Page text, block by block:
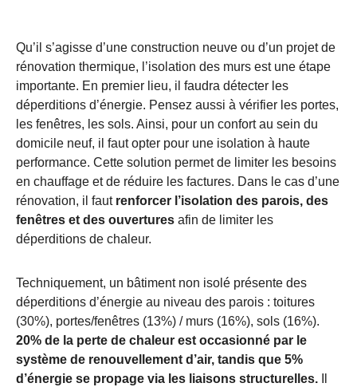
Qu’il s’agisse d’une construction neuve ou d’un projet de
rénovation thermique, l’isolation des murs est une étape
importante. En premier lieu, il faudra détecter les
déperditions d’énergie. Pensez aussi à vérifier les portes,
les fenêtres, les sols. Ainsi, pour un confort au sein du
domicile neuf, il faut opter pour une isolation à haute
performance. Cette solution permet de limiter les besoins
en chauffage et de réduire les factures. Dans le cas d’une
rénovation, il faut renforcer l’isolation des parois, des
fenêtres et des ouvertures afin de limiter les
déperditions de chaleur.
Techniquement, un bâtiment non isolé présente des
déperditions d’énergie au niveau des parois : toitures
(30%), portes/fenêtres (13%) / murs (16%), sols (16%).
20% de la perte de chaleur est occasionné par le
système de renouvellement d’air, tandis que 5%
d’énergie se propage via les liaisons structurelles.